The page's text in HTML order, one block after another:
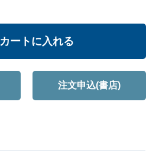
カートに入れる
注文申込(書店)